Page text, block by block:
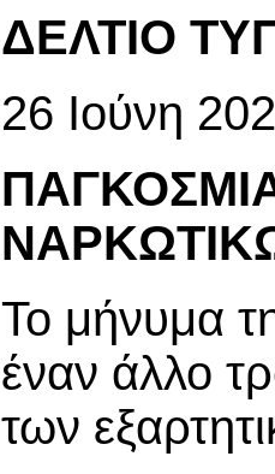
ΔΕΛΤΙΟ
26 Ιούνη
Το μήνυμα
έναν άλλο
των